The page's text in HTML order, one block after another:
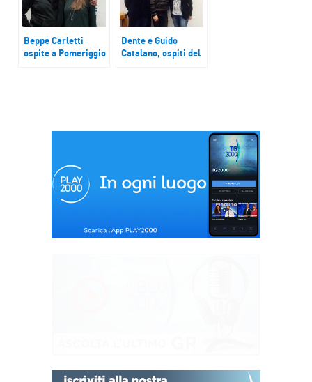
Beppe Carletti
ospite a Pomeriggio
Dente e Guido
Catalano, ospiti del